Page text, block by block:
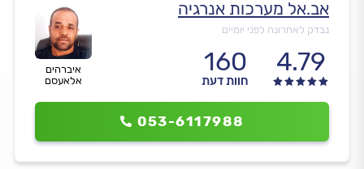
איברהים
אלאעסם
אב.אל מערכות אנרגיה
נבדק לאחרונה לפני יומיים
4.79
160
חוות דעת
053-6117988